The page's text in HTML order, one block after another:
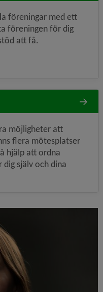
föreningar med ett
föreningen för dig
att få.
möjligheter att
flera mötesplatser
hjälp att ordna
själv och dina